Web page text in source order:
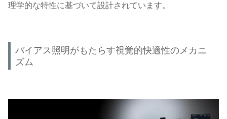
理学的な特性に基づいて設計されています。
バイアス照明がもたらす視覚的快適性のメカニ
ズム